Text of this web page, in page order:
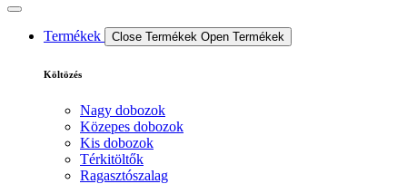
Termékek Close Termékek Open Termékek
Költözés
Nagy dobozok
Közepes dobozok
Kis dobozok
Térkitöltők
Ragasztószalag